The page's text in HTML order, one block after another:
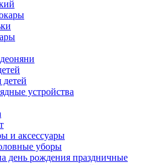
устройства
и аксессуары
уборы
день рождения праздничные